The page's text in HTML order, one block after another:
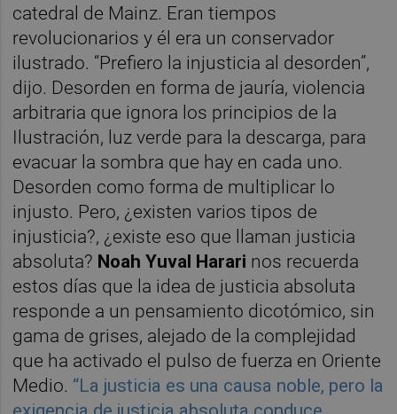
catedral de Mainz. Eran tiempos
revolucionarios y él era un conservador
ilustrado. “Prefiero la injusticia al desorden”,
dijo. Desorden en forma de jauría, violencia
arbitraria que ignora los principios de la
Ilustración, luz verde para la descarga, para
evacuar la sombra que hay en cada uno.
Desorden como forma de multiplicar lo
injusto. Pero, ¿existen varios tipos de
injusticia?, ¿existe eso que llaman justicia
absoluta? Noah Yuval Harari nos recuerda
estos días que la idea de justicia absoluta
responde a un pensamiento dicotómico, sin
gama de grises, alejado de la complejidad
que ha activado el pulso de fuerza en Oriente
Medio. “La justicia es una causa noble, pero la